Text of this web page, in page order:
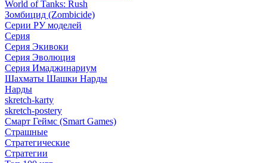
World of Tanks: Rush
Зомбицид (Zombicide)
Серии РУ моделей
Серия
Серия Экивоки
Серия Эволюция
Серия Имаджинариум
Шахматы Шашки Нарды
Нарды
skretch-karty
skretch-postery
Смарт Геймс (Smart Games)
Страшные
Стратегические
Стратегии